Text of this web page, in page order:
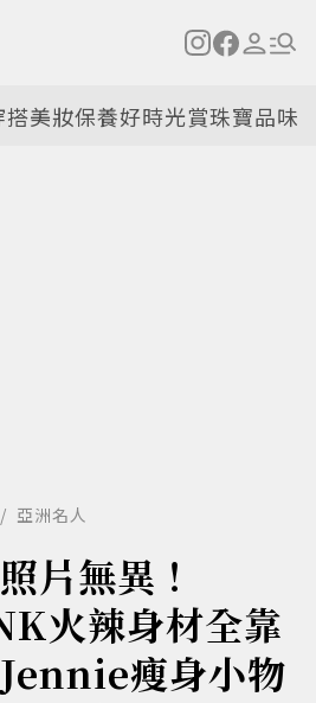
搭美妝保養好時光賞珠寶品味
亞洲名人
片無異！
火辣身材全靠
瘦身小物